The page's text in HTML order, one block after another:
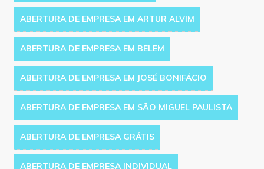
ABERTURA DE EMPRESA EM ARTUR ALVIM
ABERTURA DE EMPRESA EM BELEM
ABERTURA DE EMPRESA EM JOSÉ BONIFÁCIO
ABERTURA DE EMPRESA EM SÃO MIGUEL PAULISTA
ABERTURA DE EMPRESA GRÁTIS
ABERTURA DE EMPRESA INDIVIDUAL